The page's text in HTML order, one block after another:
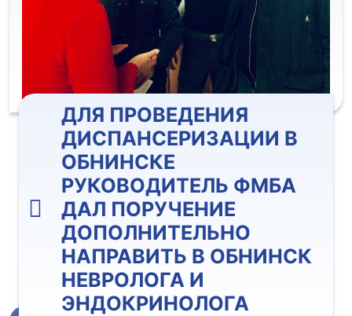
ДЛЯ ПРОВЕДЕНИЯ
ДИСПАНСЕРИЗАЦИИ В
ОБНИНСКЕ
РУКОВОДИТЕЛЬ ФМБА
ДАЛ ПОРУЧЕНИЕ
ДОПОЛНИТЕЛЬНО
НАПРАВИТЬ В ОБНИНСК
НЕВРОЛОГА И
ЭНДОКРИНОЛОГА